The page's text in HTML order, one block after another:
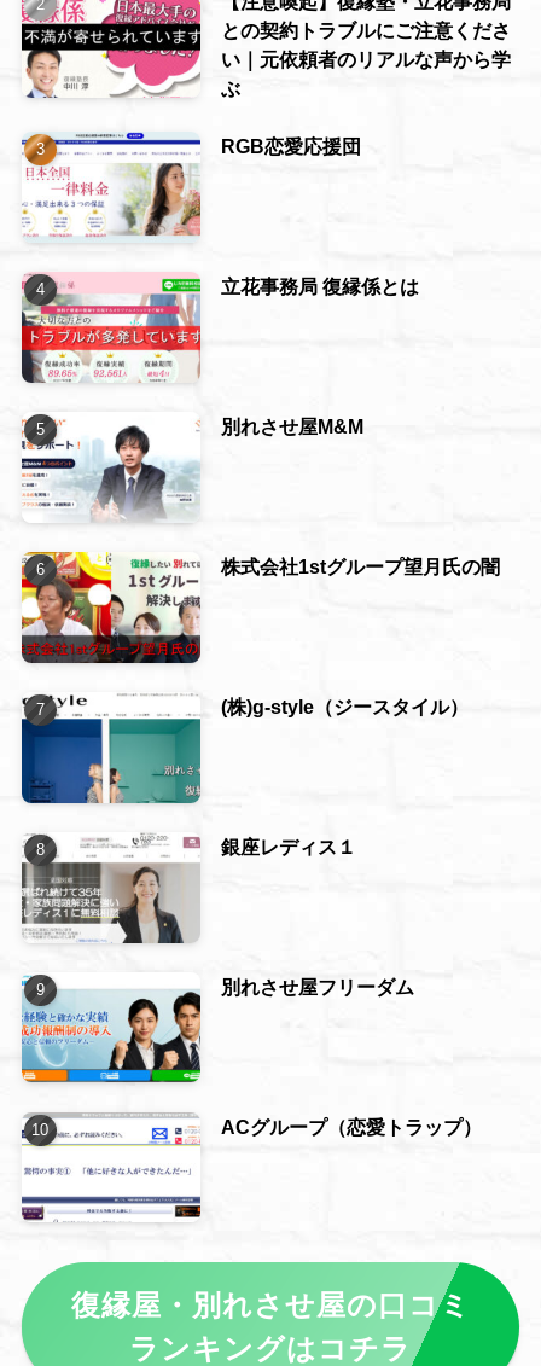
との契約トラブルにご注意くださ
い｜元依頼者のリアルな声から学
ぶ
RGB恋愛応援団
立花事務局 復縁係とは
別れさせ屋M&M
株式会社1stグループ望月氏の闇
(株)g-style（ジースタイル）
銀座レディス１
別れさせ屋フリーダム
ACグループ（恋愛トラップ）
復縁屋・別れさせ屋の口コミ
ランキングはコチラ